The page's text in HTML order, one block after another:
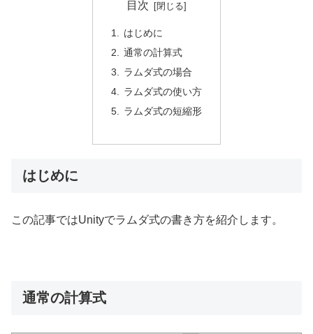
目次
はじめに
通常の計算式
ラムダ式の場合
ラムダ式の使い方
ラムダ式の短縮形
はじめに
この記事ではUnityでラムダ式の書き方を紹介します。
通常の計算式